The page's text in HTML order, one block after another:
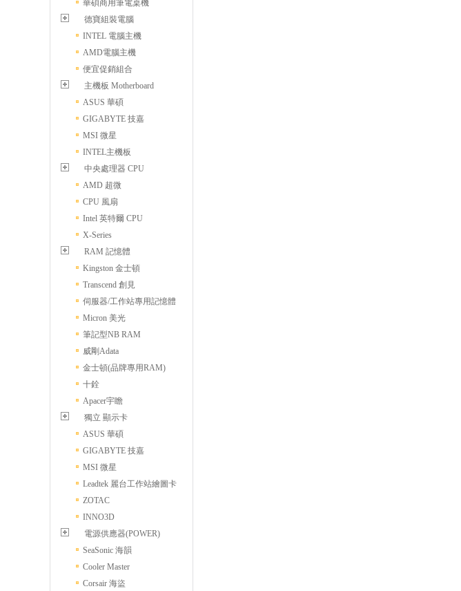
華碩商用筆電桌機
德寶組裝電腦
INTEL 電腦主機
AMD電腦主機
便宜促銷組合
主機板 Motherboard
ASUS 華碩
GIGABYTE 技嘉
MSI 微星
INTEL主機板
中央處理器 CPU
AMD 超微
CPU 風扇
Intel 英特爾 CPU
X-Series
RAM 記憶體
Kingston 金士頓
Transcend 創見
伺服器/工作站專用記憶體
Micron 美光
筆記型NB RAM
威剛Adata
金士頓(品牌專用RAM)
十銓
Apacer宇瞻
獨立 顯示卡
ASUS 華碩
GIGABYTE 技嘉
MSI 微星
Leadtek 麗台工作站繪圖卡
ZOTAC
INNO3D
電源供應器(POWER)
SeaSonic 海韻
Cooler Master
Corsair 海盜